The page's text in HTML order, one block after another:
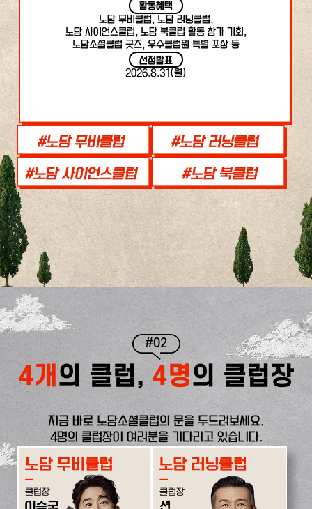
활동혜택
노담 무비클럽, 노담 러닝클럽,
노담 사이언스클럽, 노담 북클럽 활동 참가 기회,
노담소셜클럽 굿즈, 우수클럽원 특별 포상 등
선정발표
2026.8.31(월)
#02
4개 의 클럽, 4명의 클럽장
지금 바로 노담소셜클럽의 문을 두드려보세요.
4명의 클럽장이 여러분을 기다리고 있습니다.